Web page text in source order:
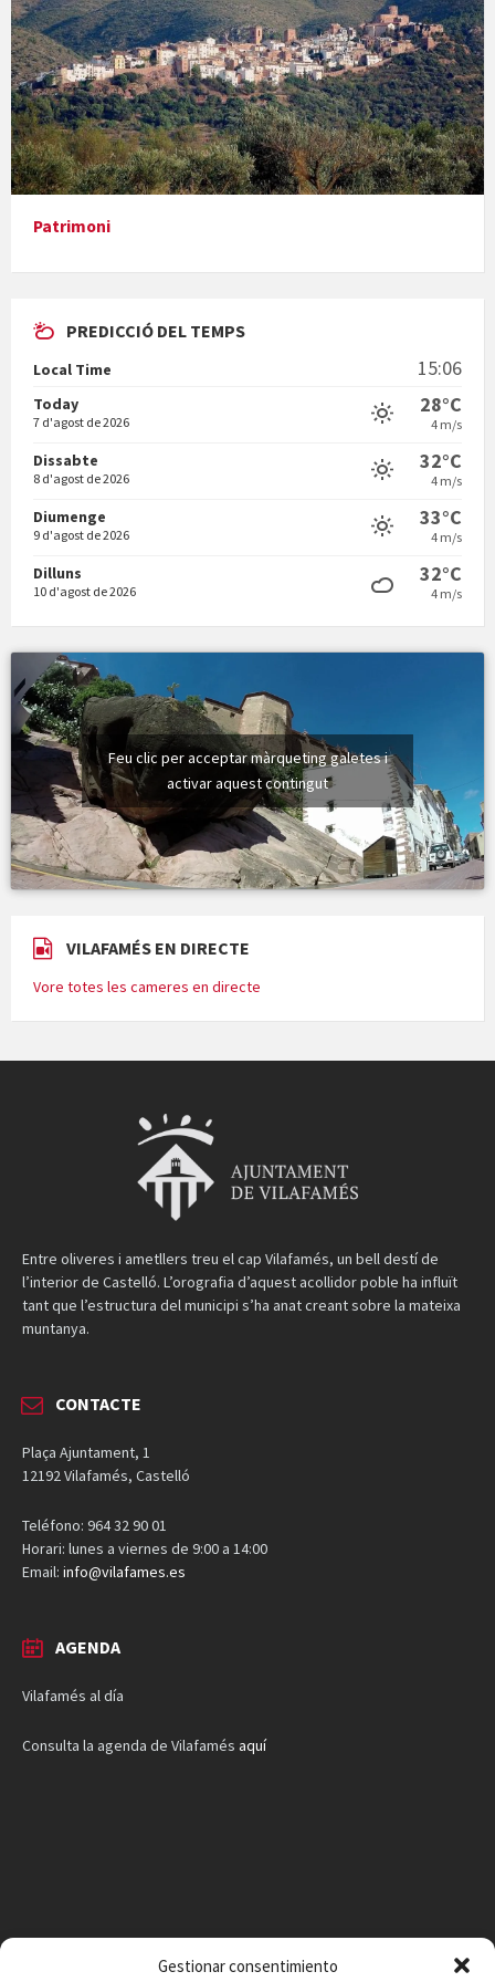
Gestionar consentimiento
Presentació del llibre &quot;La mare&quot;, d'Emma Zafon
En Bum
Vermuts a la Font. Hit parit
Patrimoni
PREDICCIÓ DEL TEMPS
Local Time 15:06
Today
7 d'agost de 2026
28°C
4 m/s
Dissabte
8 d'agost de 2026
32°C
4 m/s
Diumenge
9 d'agost de 2026
33°C
4 m/s
Dilluns
10 d'agost de 2026
32°C
4 m/s
Feu clic per acceptar màrqueting galetes i
activar aquest contingut
VILAFAMÉS EN DIRECTE
Vore totes les cameres en directe
Entre oliveres i ametllers treu el cap Vilafamés, un bell destí de
l’interior de Castelló. L’orografia d’aquest acollidor poble ha influït
tant que l’estructura del municipi s’ha anat creant sobre la mateixa
muntanya.
CONTACTE
Plaça Ajuntament, 1
12192 Vilafamés, Castelló
Teléfono: 964 32 90 01
Horari: lunes a viernes de 9:00 a 14:00
Email: info@vilafames.es
AGENDA
Vilafamés al día
Consulta la agenda de Vilafamés aquí